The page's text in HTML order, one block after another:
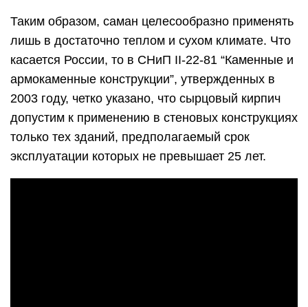
Таким образом, саман целесообразно применять
лишь в достаточно теплом и сухом климате. Что
касается России, то в СНиП II-22-81 “Каменные и
армокаменные конструкции”, утвержденных в
2003 году, четко указано, что сырцовый кирпич
допустим к применению в стеновых конструкциях
только тех зданий, предполагаемый срок
эксплуатации которых не превышает 25 лет.